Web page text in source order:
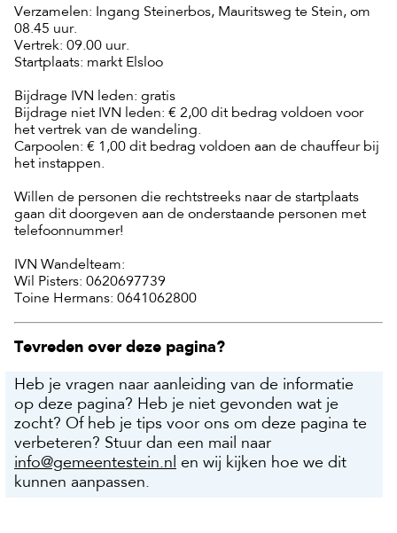
Verzamelen: Ingang Steinerbos, Mauritsweg te Stein, om
08.45 uur.
Vertrek: 09.00 uur.
Startplaats: markt Elsloo
Bijdrage IVN leden: gratis
Bijdrage niet IVN leden: € 2,00 dit bedrag voldoen voor
het vertrek van de wandeling.
Carpoolen: € 1,00 dit bedrag voldoen aan de chauffeur bij
het instappen.
Willen de personen die rechtstreeks naar de startplaats
gaan dit doorgeven aan de onderstaande personen met
telefoonnummer!
IVN Wandelteam:
Wil Pisters: 0620697739
Toine Hermans: 0641062800
Tevreden over deze pagina?
Heb je vragen naar aanleiding van de informatie
op deze pagina? Heb je niet gevonden wat je
zocht? Of heb je tips voor ons om deze pagina te
verbeteren? Stuur dan een mail naar
info@gemeentestein.nl
en wij kijken hoe we dit
kunnen aanpassen.